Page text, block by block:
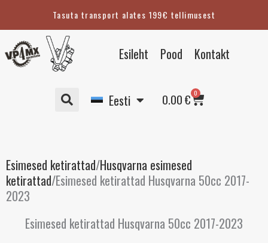
content
Tasuta transport alates 199€ tellimusest
Esileht Pood Kontakt
Eesti
Suomi
Deutsch
0.00€ 0
Cart
Esimesed ketirattad/Husqvarna esimesed
ketirattad/Esimesed ketirattad Husqvarna 50cc 2017-
2023
Esimesed ketirattad Husqvarna 50cc 2017-2023